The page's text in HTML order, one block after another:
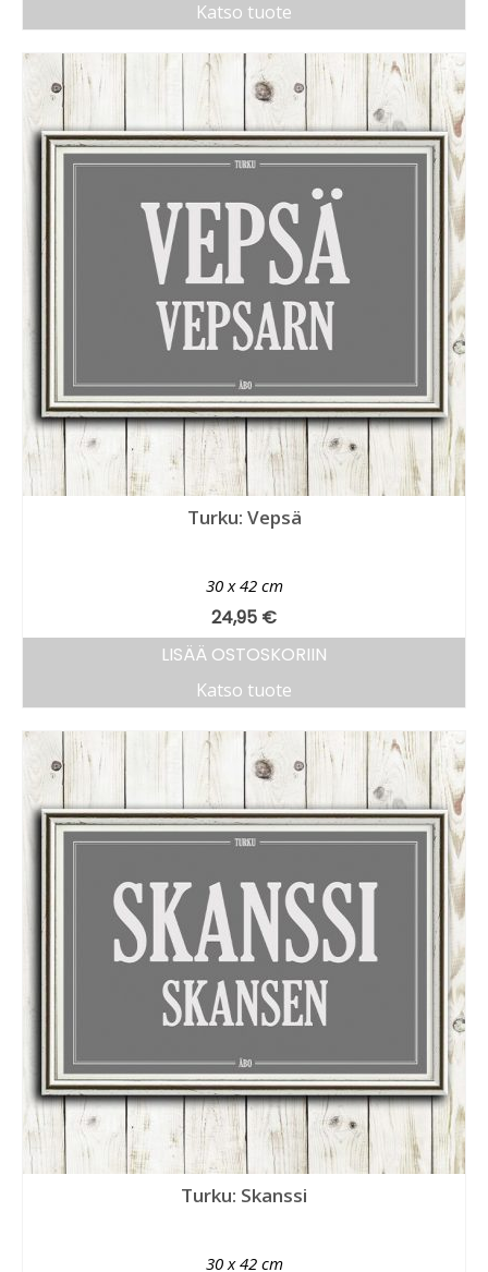
Katso tuote
Turku: Vepsä
30 x 42 cm
24,95 €
LISÄÄ OSTOSKORIIN
Katso tuote
Turku: Skanssi
30 x 42 cm